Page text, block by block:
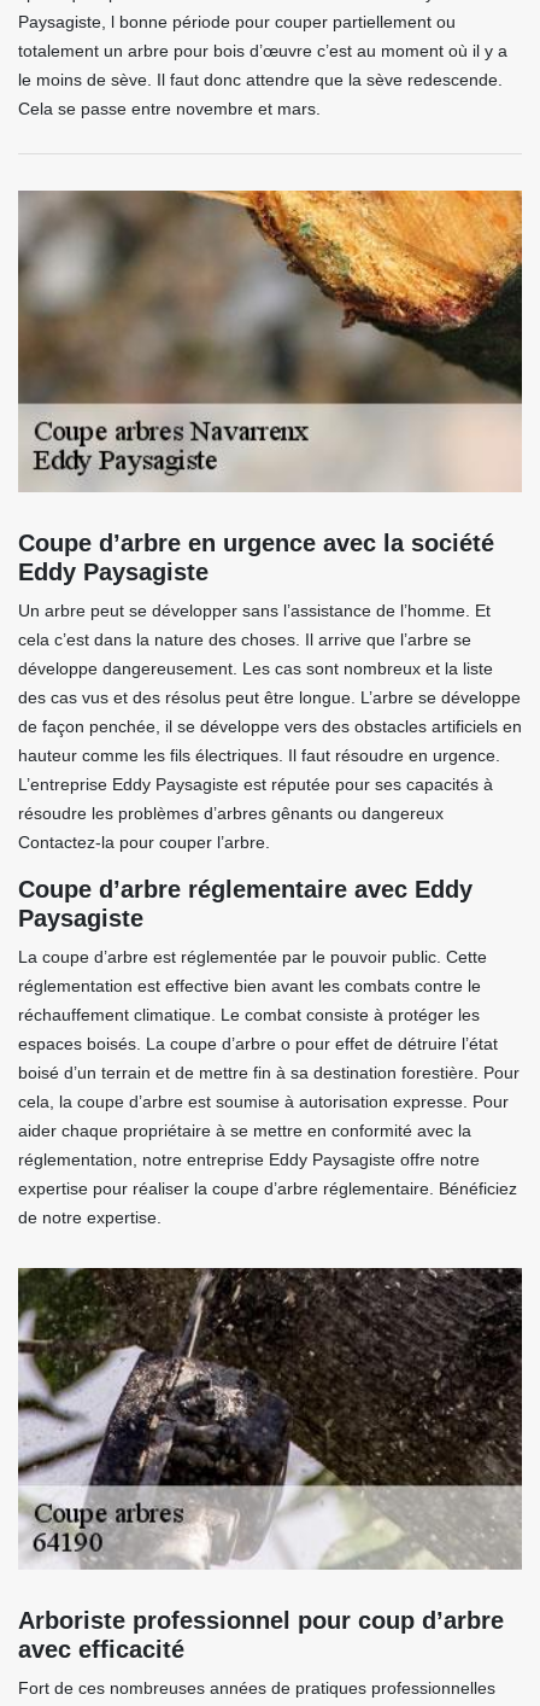
Paysagiste, l bonne période pour couper partiellement ou
totalement un arbre pour bois d’œuvre c’est au moment où il y a
le moins de sève. Il faut donc attendre que la sève redescende.
Cela se passe entre novembre et mars.
Coupe d’arbre en urgence avec la société
Eddy Paysagiste
Un arbre peut se développer sans l’assistance de l’homme. Et
cela c’est dans la nature des choses. Il arrive que l’arbre se
développe dangereusement. Les cas sont nombreux et la liste
des cas vus et des résolus peut être longue. L’arbre se développe
de façon penchée, il se développe vers des obstacles artificiels en
hauteur comme les fils électriques. Il faut résoudre en urgence.
L’entreprise Eddy Paysagiste est réputée pour ses capacités à
résoudre les problèmes d’arbres gênants ou dangereux
Contactez-la pour couper l’arbre.
Coupe d’arbre réglementaire avec Eddy
Paysagiste
La coupe d’arbre est réglementée par le pouvoir public. Cette
réglementation est effective bien avant les combats contre le
réchauffement climatique. Le combat consiste à protéger les
espaces boisés. La coupe d’arbre o pour effet de détruire l’état
boisé d’un terrain et de mettre fin à sa destination forestière. Pour
cela, la coupe d’arbre est soumise à autorisation expresse. Pour
aider chaque propriétaire à se mettre en conformité avec la
réglementation, notre entreprise Eddy Paysagiste offre notre
expertise pour réaliser la coupe d’arbre réglementaire. Bénéficiez
de notre expertise.
Arboriste professionnel pour coup d’arbre
avec efficacité
Fort de ces nombreuses années de pratiques professionnelles